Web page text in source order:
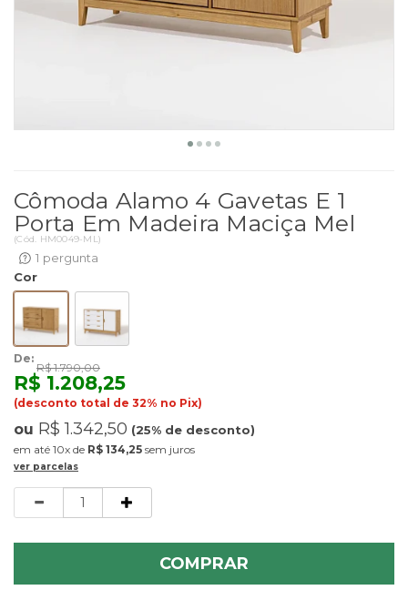
Cômoda Alamo 4 Gavetas E 1
Porta Em Madeira Maciça Mel
(Cód. HM0049-ML)
1 pergunta
Cor
De:
R$ 1.790,00
R$ 1.208,25
(desconto total de 32% no Pix)
ou R$ 1.342,50 (25% de desconto)
10x de R$ 134,25 sem juros
ver parcelas
Quantidade
COMPRAR